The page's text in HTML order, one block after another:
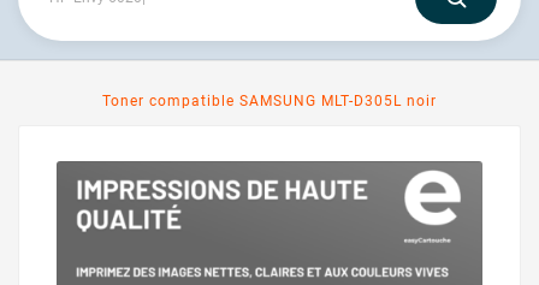
Toner compatible SAMSUNG MLT-D305L noir